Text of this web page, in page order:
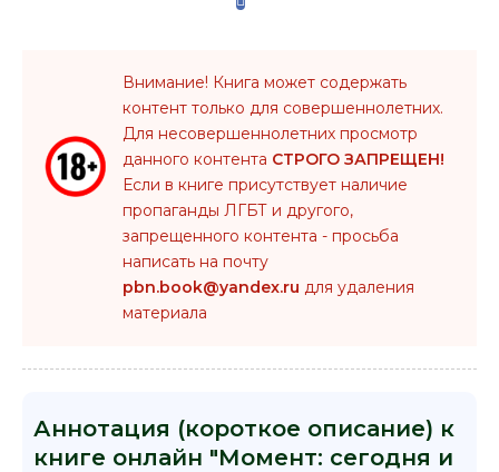
Внимание! Книга может содержать
контент только для совершеннолетних.
Для несовершеннолетних просмотр
данного контента СТРОГО ЗАПРЕЩЕН!
Если в книге присутствует наличие
пропаганды ЛГБТ и другого,
запрещенного контента - просьба
написать на почту
pbn.book@yandex.ru для удаления
материала
Аннотация (короткое описание) к
книге онлайн "Момент: сегодня и